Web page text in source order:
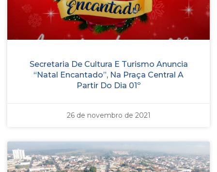
Secretaria De Cultura E Turismo Anuncia
“Natal Encantado”, Na Praça Central A
Partir Do Dia 01º
26 de novembro de 2021